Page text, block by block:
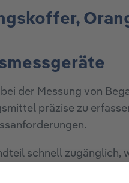
der Messung von
präzise zu
schnell zugänglich,
Messlösung,